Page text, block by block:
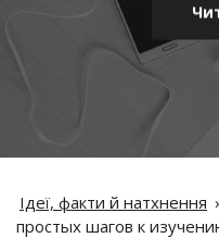
Ідеї, факти й натхнення
простых шагов к